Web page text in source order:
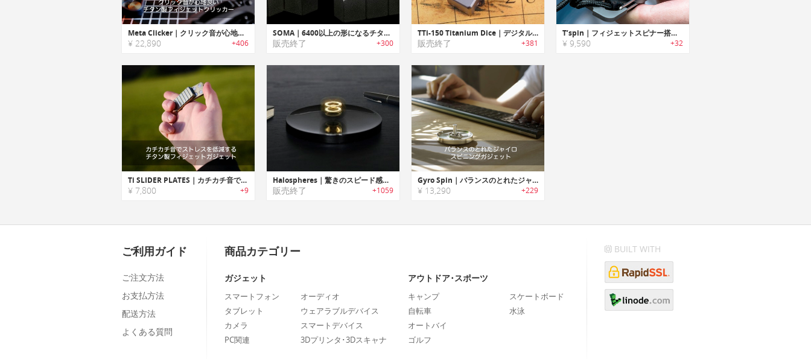
Meta Clicker｜クリック音が心地良いチタン製フィジェットクリッカー「メタクリッカー」
¥ 22,890 +406
SOMA｜6400以上の形になるチタン製パズルキューブ「ソーマ」
販売終了 +300
TTi-150 Titanium Dice｜デジタル/チタン/科学技術の精密さを組み合わせたチタニウム製ダイスデスクトイ
販売終了 +381
T’spin｜フィジェットスピナー搭載の旅行に便利なチタン製マルチツール「Tスピン」
¥ 9,590 +32
Ti SLIDER PLATES｜カチカチ音でストレスを低減するチタン製フィジェットガジェット「タイスライダー」
¥ 7,800 +9
Halospheres｜驚きのスピード感を楽しめる超高速回転デスクトップトイ「ヘイロースフェア」
販売終了 +1059
Gyro Spin｜バランスのとれたジャイロスピニングガジェット「ジャイロスピン」
¥ 13,290 +229
ご利用ガイド
ご注文方法
お支払方法
配送方法
よくある質問
商品カテゴリー
ガジェット
スマートフォン
タブレット
カメラ
PC関連
オーディオ
ウェアラブルデバイス
スマートデバイス
3Dプリンタ･3Dスキャナ
アウトドア･スポーツ
キャンプ
自転車
オートバイ
ゴルフ
スケートボード
水泳
BUILT WITH